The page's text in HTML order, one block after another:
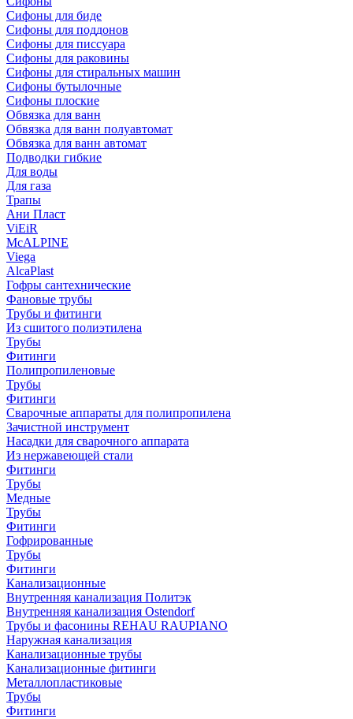
Сифoны для биде
Сифoны для поддонов
Сифoны для писсуара
Сифоны для раковины
Сифоны для стиральных машин
Сифоны бутылочные
Сифоны плоские
Обвязка для ванн
Обвязка для ванн полуавтомат
Обвязка для ванн автомат
Подводки гибкие
Для воды
Для газа
Трапы
Ани Пласт
ViEiR
McALPINE
Viega
AlcaPlast
Гофры сантехнические
Фановые трубы
Трубы и фитинги
Из сшитого полиэтилена
Трубы
Фитинги
Полипропиленовые
Трубы
Фитинги
Сварочные аппараты для полипропилена
Зачистной инструмент
Насадки для сварочного аппарата
Из нержавеющей стали
Фитинги
Трубы
Медные
Трубы
Фитинги
Гофрированные
Трубы
Фитинги
Канализационные
Внутренняя канализация Политэк
Внутренняя канализация Ostendorf
Трубы и фасонины REHAU RAUPIANO
Наружная канализация
Канализационные трубы
Канализационные фитинги
Металлопластиковые
Трубы
Фитинги